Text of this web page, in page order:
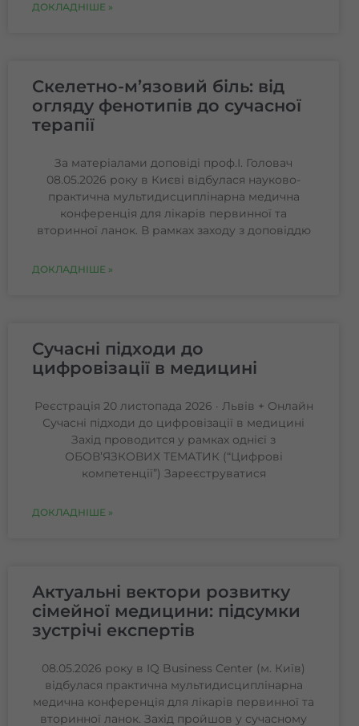
ДОКЛАДНІШЕ »
Скелетно-м’язовий біль: від
огляду фенотипів до сучасної
терапії
За матеріалами доповіді проф.І. Головач
08.05.2026 року в Києві відбулася науково-
практична мультидисциплінарна медична
конференція для лікарів первинної та
вторинної ланок. В рамках заходу з доповіддю
ДОКЛАДНІШЕ »
Сучасні підходи до
цифровізації в медицині
Реєстрація 20 листопада 2026 · Львів + Онлайн
Сучасні підходи до цифровізації в медицині
Захід проводится у рамках однієї з
ОБОВ’ЯЗКОВИХ ТЕМАТИК (“Цифрові
компетенції”) Зареєструватися
ДОКЛАДНІШЕ »
Актуальні вектори розвитку
сімейної медицини: підсумки
зустрічі експертів
08.05.2026 року в IQ Business Center (м. Київ)
відбулася практична мультидисциплінарна
медична конференція для лікарів первинної та
вторинної ланок. Захід пройшов у сучасному